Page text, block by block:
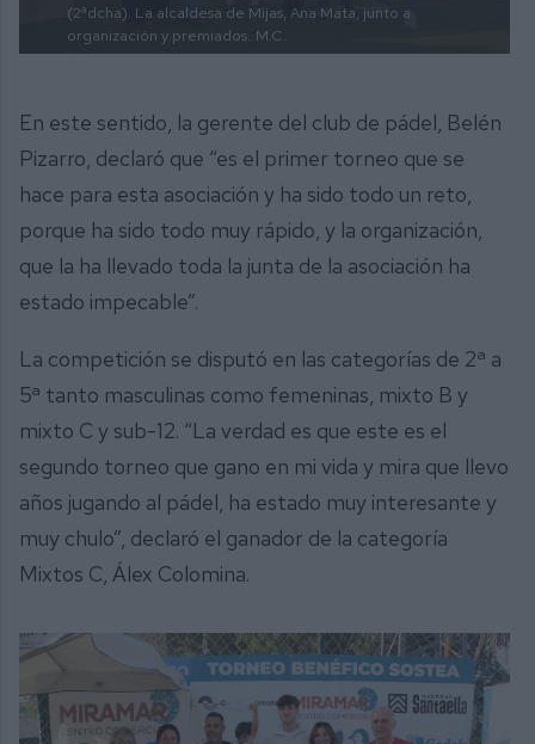
(2ªdcha). La alcaldesa de Mijas, Ana Mata, junto a
organización y premiados. M.C.
En este sentido, la gerente del club de pádel, Belén
Pizarro, declaró que “es el primer torneo que se
hace para esta asociación y ha sido todo un reto,
porque ha sido todo muy rápido, y la organización,
que la ha llevado toda la junta de la asociación ha
estado impecable”.
La competición se disputó en las categorías de 2ª a
5ª tanto masculinas como femeninas, mixto B y
mixto C y sub-12. “La verdad es que este es el
segundo torneo que gano en mi vida y mira que llevo
años jugando al pádel, ha estado muy interesante y
muy chulo”, declaró el ganador de la categoría
Mixtos C, Álex Colomina.